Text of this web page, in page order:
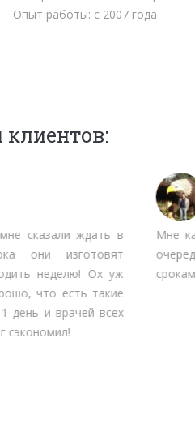
Опыт работы: с 2007 года
тратить на стояние в
качественно, вменяемо по